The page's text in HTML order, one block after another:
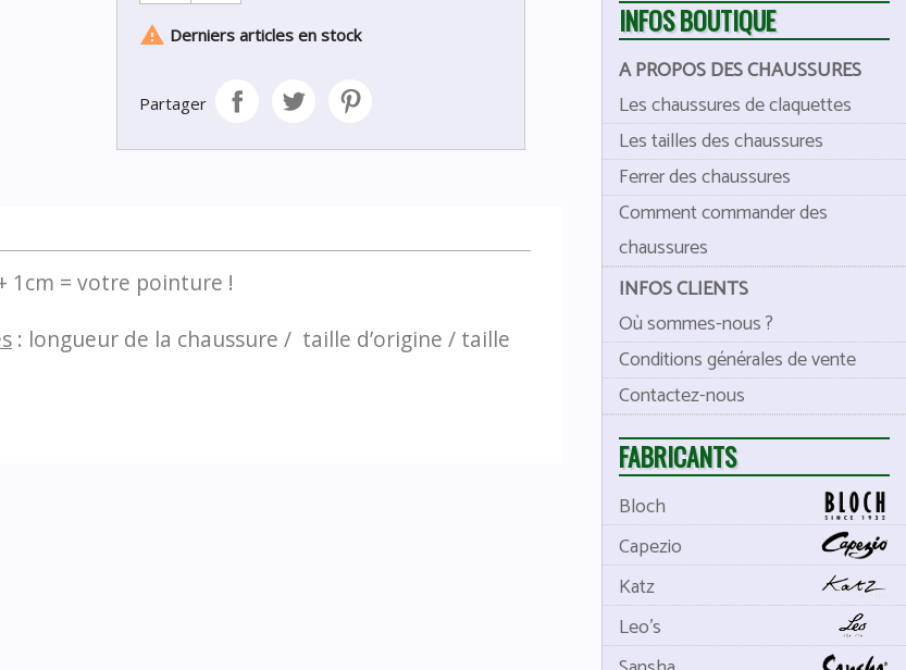
 Derniers articles en stock
Partager
1cm = votre pointure !
: longueur de la chaussure / taille d’origine / taille
INFOS BOUTIQUE
A PROPOS DES CHAUSSURES
Les chaussures de claquettes
Les tailles des chaussures
Ferrer des chaussures
Comment commander des
chaussures
INFOS CLIENTS
Où sommes-nous ?
Conditions générales de vente
Contactez-nous
FABRICANTS
Bloch
Capezio
Katz
Leo's